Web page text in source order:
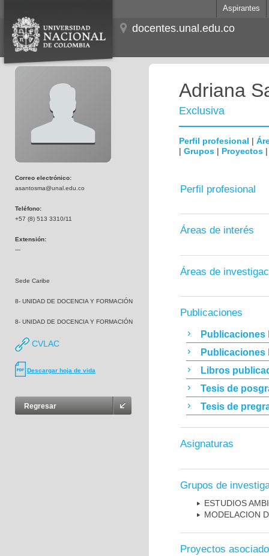
Aspirantes
docentes.unal.edu.co
Correo electrónico:
asantosma@unal.edu.co
Teléfono:
+57 (8) 513 3310/11
Extensión:
---
Sede Caribe
8- UNIDAD DE DOCENCIA Y FORMACIÓN
8- UNIDAD DE DOCENCIA Y FORMACIÓN
CVLAC
Descargar hoja de vida
Regresar
Adriana
Exclusiva
Perfil profesional |
| Grupos | Proyectos
Perfil profesional
Áreas de interés
Áreas de
Publicaciones
Publicaciones
Publicaciones
Libros
Tesis de
Tesis de
Asignaturas
Grupos de
ESTUDIOS
MODELACION
Proyectos